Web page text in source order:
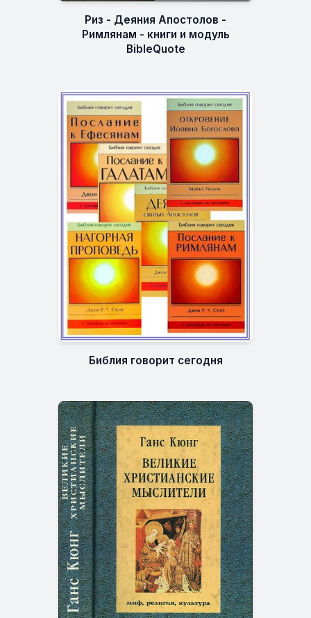
Риз - Деяния Апостолов -
Римлянам - книги и модуль
BibleQuote
Библия говорит сегодня